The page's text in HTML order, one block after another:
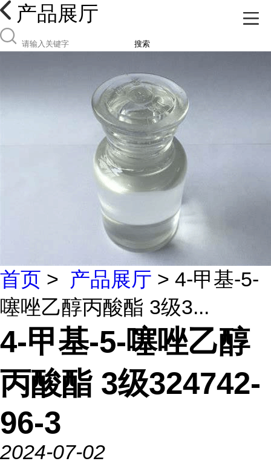
产品展厅
搜索
首页 > 产品展厅 > 4-甲基-5-
噻唑乙醇丙酸酯 3级3...
4-甲基-5-噻唑乙醇
丙酸酯 3级324742-
96-3
2024-07-02